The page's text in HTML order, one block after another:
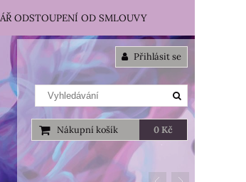
Přihlásit se
Nákupní košík 0 Kč
ODSTOUPENÍ OD SMLOUVY